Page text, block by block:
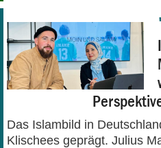
Das Islambild in
Klischees geprägt. Julius